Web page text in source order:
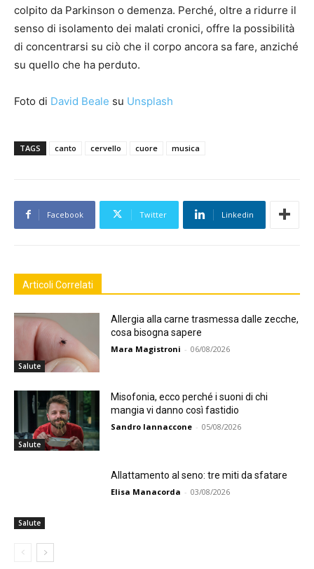
colpito da Parkinson o demenza. Perché, oltre a ridurre il
senso di isolamento dei malati cronici, offre la possibilità
di concentrarsi su ciò che il corpo ancora sa fare, anziché
su quello che ha perduto.
Foto di David Beale su Unsplash
TAGS canto cervello cuore musica
Facebook Twitter Linkedin
Articoli Correlati
Salute
Allergia alla carne trasmessa dalle zecche,
cosa bisogna sapere
Mara Magistroni - 06/08/2026
Salute
Misofonia, ecco perché i suoni di chi
mangia vi danno così fastidio
Sandro Iannaccone - 05/08/2026
Salute
Allattamento al seno: tre miti da sfatare
Elisa Manacorda - 03/08/2026